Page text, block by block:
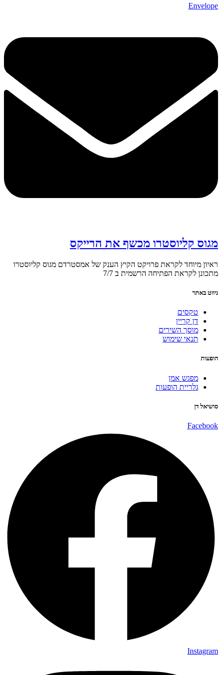
Envelope
מגוס קליוסטרו מכשף את הרייקס
ראיון מיוחד לקראת פרויקט הקיץ הענק של אמסטרדם מגוס קליוסטרו
מתכונן לקראת הפתיחה הרשמית ב 7/7
ניווט באתר
טקסים
דן קריין
מוסך השירים
תנאי שימוש
הופעות
מפגש אמן
גלריית הופעות
סושיאל דן
Facebook
Instagram